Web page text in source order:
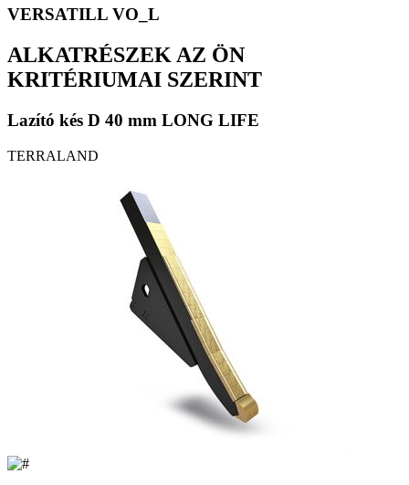
VERSATILL VO_L
ALKATRÉSZEK AZ ÖN
KRITÉRIUMAI SZERINT
Lazító kés D 40 mm LONG LIFE
TERRALAND